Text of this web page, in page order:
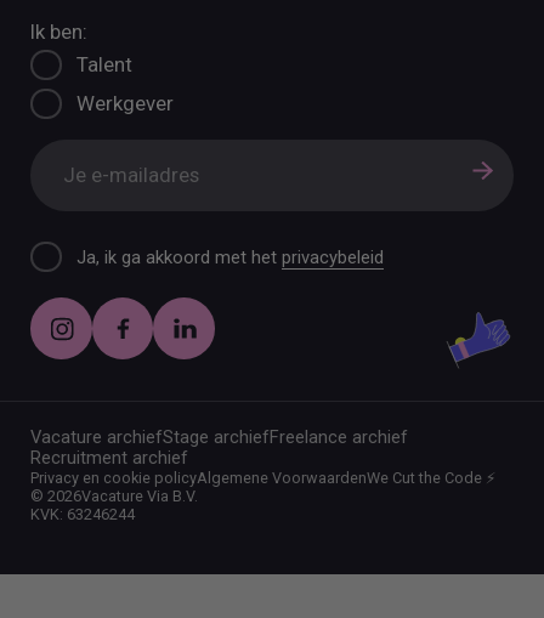
Ik ben:
Talent
Werkgever
Ja, ik ga akkoord met hetprivacybeleid
Vacature archiefStage archiefFreelance archief
Recruitment archief
©2026Vacature Via B.V.
KVK: 63246244
Privacy en cookie policyAlgemene VoorwaardenWe Cut the Code ⚡️